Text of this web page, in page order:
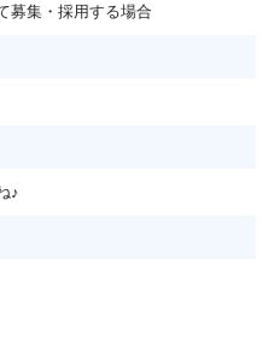
募集・採用する場合
♪